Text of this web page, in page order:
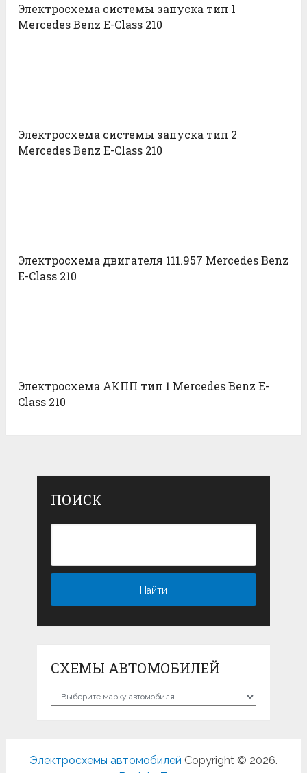
Электросхема системы запуска тип 1
Mercedes Benz E-Class 210
Электросхема системы запуска тип 2
Mercedes Benz E-Class 210
Электросхема двигателя 111.957 Mercedes Benz
E-Class 210
Электросхема АКПП тип 1 Mercedes Benz E-
Class 210
ПОИСК
СХЕМЫ АВТОМОБИЛЕЙ
Схемы
Электросхемы автомобилей Copyright © 2026.